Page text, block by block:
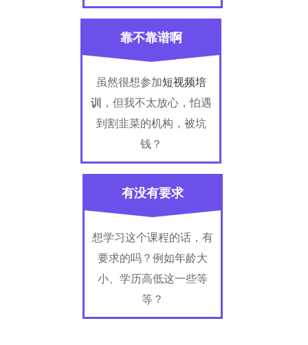
靠不靠谱啊
虽然很想参加短视频培
训
，但我不太放心，怕遇
到割韭菜的机构，被坑
钱？
有没有要求
想学习这个课程的话，有
要求的吗？例如年龄大
小、学历高低这一些等
等？